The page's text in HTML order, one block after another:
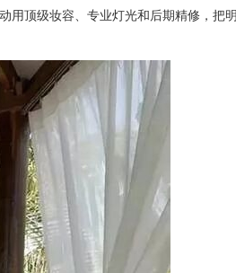
用顶级妆容、专业灯光和后期精修，把